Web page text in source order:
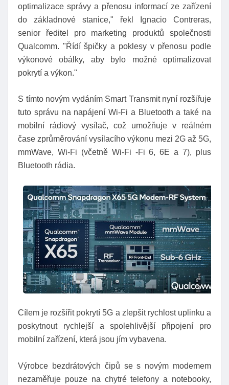
optimalizace správy a přenosu informací ze zařízení
do základnové stanice," řekl Ignacio Contreras,
senior ředitel pro marketing produktů společnosti
Qualcomm. "Řídí špičky a poklesy v přenosu podle
výkonové obálky, aby bylo možné optimalizovat
pokrytí a výkon."
S tímto novým vydáním Smart Transmit nyní rozšiřuje
tuto správu na napájení Wi-Fi a Bluetooth a také na
mobilní rádiový vysílač, což umožňuje v reálném
čase zprůměrování vysílacího výkonu mezi 2G až 5G,
mmWave, Wi-Fi (včetně Wi-Fi -Fi 6, 6E a 7), plus
Bluetooth rádia.
Cílem je rozšířit pokrytí 5G a zlepšit rychlost uplinku a
poskytnout rychlejší a spolehlivější připojení pro
mobilní zařízení, která jsou jím vybavena.
Výrobce bezdrátových čipů se s novým modemem
nezaměřuje pouze na chytré telefony a notebooky,